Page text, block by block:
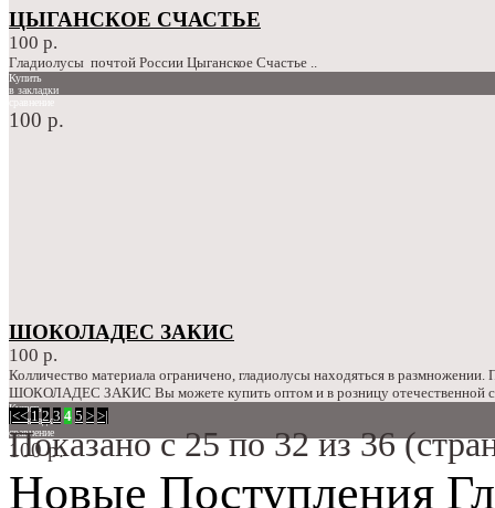
ЦЫГАНСКОЕ СЧАСТЬЕ
100 р.
Гладиолусы почтой России Цыганское Счастье ..
Купить
в закладки
100 р.
ШОКОЛАДЕС ЗАКИС
100 р.
Колличество материала ограничено, гладиолусы находяться в
ШОКОЛАДЕС ЗАКИС Вы можете купить оптом и в розницу отечественной
Купить
в закладки
сравнение
100 р.
|<< 1 2 3 4 5 > >|
Показано с 25 по 32 из 36
Новые Поступления